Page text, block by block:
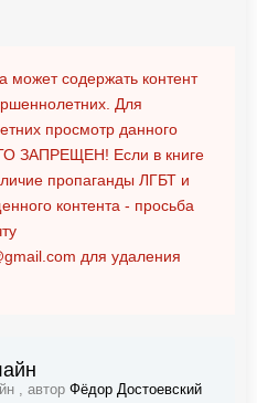
может содержать контент
Для
просмотр данного
ЗАПРЕЩЕН! Если в книге
пропаганды ЛГБТ и
контента - просьба
для удаления
, автор Фёдор Достоевский